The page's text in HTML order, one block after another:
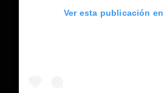
Ver esta publicación